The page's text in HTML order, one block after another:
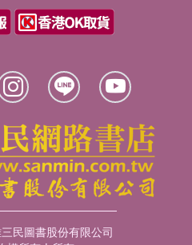
民圖書股份有限公司